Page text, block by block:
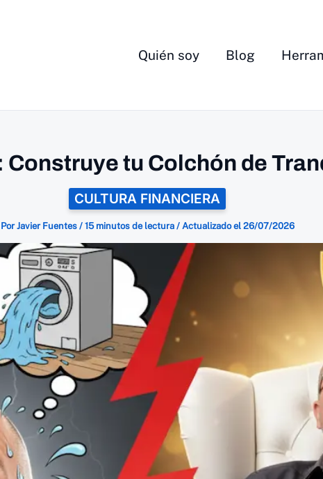
Quién soy Blog
Construye tu Colchón de
CULTURA FINANCIERA
PorJavier Fuentes / 15 minutos de lectura/ Actualizado el 26/07/2026